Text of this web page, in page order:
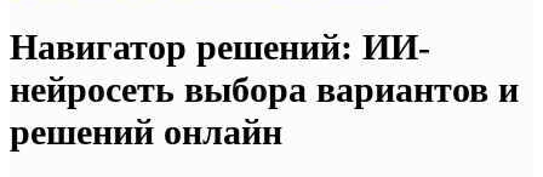
Навигатор решений: ИИ-
нейросеть выбора вариантов и
решений онлайн